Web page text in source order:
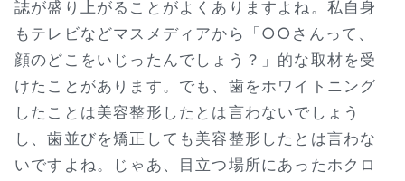
誌が盛り上がることがよくありますよね。私自身
もテレビなどマスメディアから「○○さんって、
顔のどこをいじったんでしょう？」的な取材を受
けたことがあります。でも、歯をホワイトニング
したことは美容整形したとは言わないでしょう
し、歯並びを矯正しても美容整形したとは言わな
いですよね。じゃあ、目立つ場所にあったホクロ